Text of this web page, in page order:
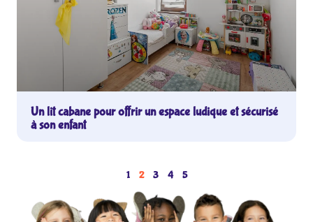
Un lit cabane pour offrir un espace ludique et sécurisé
à son enfant
1 2 3 4 5